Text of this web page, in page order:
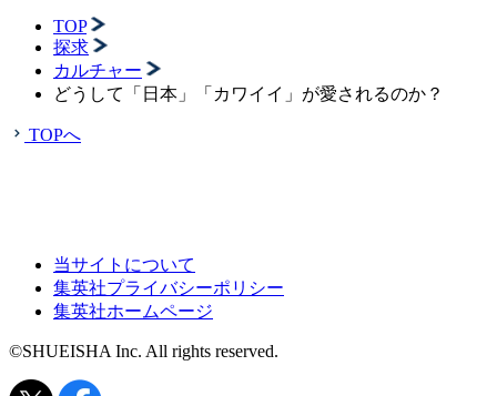
TOP
探求
カルチャー
どうして「日本」「カワイイ」が愛されるのか？
TOPへ
当サイトについて
集英社プライバシーポリシー
集英社ホームページ
©SHUEISHA Inc. All rights reserved.